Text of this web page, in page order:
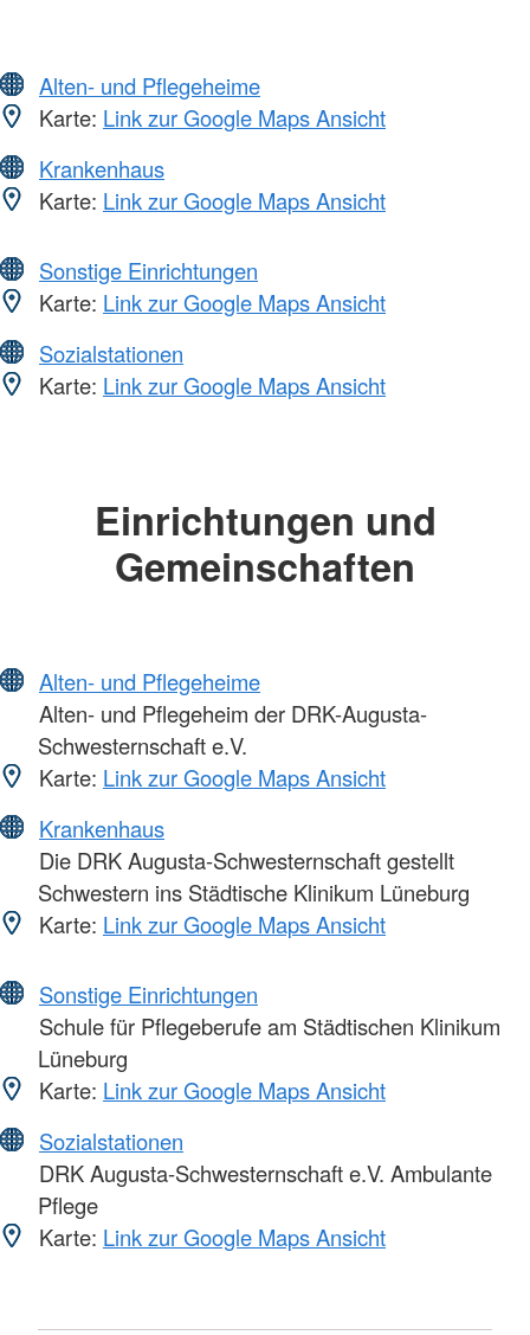
Alten- und Pflegeheime
Karte: Link zur Google Maps Ansicht
Krankenhaus
Karte: Link zur Google Maps Ansicht
Sonstige Einrichtungen
Karte: Link zur Google Maps Ansicht
Sozialstationen
Karte: Link zur Google Maps Ansicht
Einrichtungen und
Gemeinschaften
Alten- und Pflegeheime
Alten- und Pflegeheim der DRK-Augusta-
Schwesternschaft e.V.
Karte: Link zur Google Maps Ansicht
Krankenhaus
Die DRK Augusta-Schwesternschaft gestellt
Schwestern ins Städtische Klinikum Lüneburg
Karte: Link zur Google Maps Ansicht
Sonstige Einrichtungen
Schule für Pflegeberufe am Städtischen Klinikum
Lüneburg
Karte: Link zur Google Maps Ansicht
Sozialstationen
DRK Augusta-Schwesternschaft e.V. Ambulante
Pflege
Karte: Link zur Google Maps Ansicht